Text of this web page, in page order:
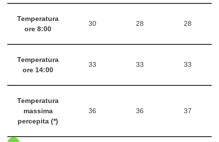
Temperatura
ore 8:00
30 28 28
Temperatura
ore 14:00
33 33 33
Temperatura
massima
percepita (*)
36 36 37